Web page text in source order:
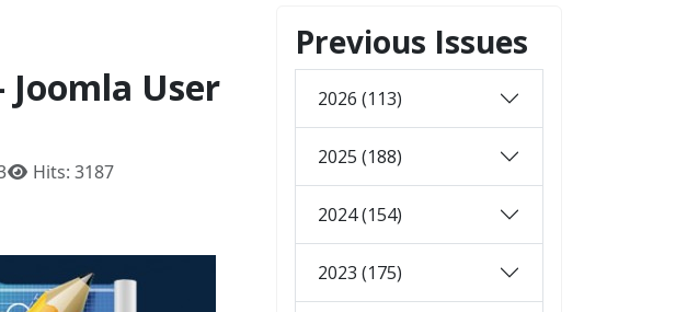
Joomla User
Hits: 3187
Previous Issues
2026 (113)
2025 (188)
2024 (154)
2023 (175)